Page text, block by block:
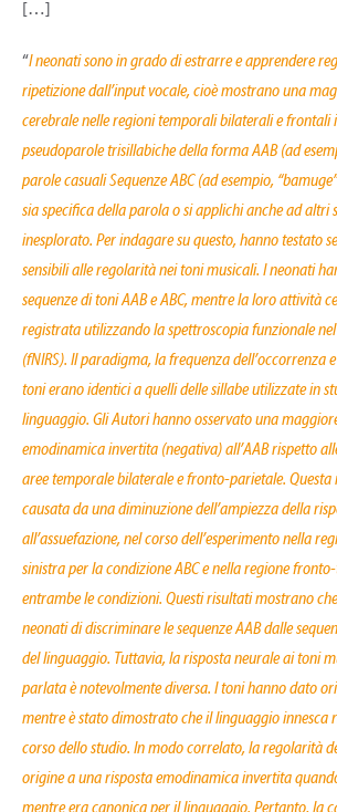
[…]
“I neonati sono in grado di estrarre e apprendere
ripetizione dall’input vocale, cioè mostrano una
cerebrale nelle regioni temporali bilaterali e frontali
pseudoparole trisillabiche della forma AAB (ad
parole casuali Sequenze ABC (ad esempio,
sia specifica della parola o si applichi anche ad
inesplorato. Per indagare su questo, hanno testato
sensibili alle regolarità nei toni musicali. I neonati
sequenze di toni AAB e ABC, mentre la loro attività
registrata utilizzando la spettroscopia funzionale
(fNIRS). Il paradigma, la frequenza dell’occorrenza
toni erano identici a quelli delle sillabe utilizzate in
linguaggio. Gli Autori hanno osservato una
emodinamica invertita (negativa) all’AAB rispetto
aree temporale bilaterale e fronto-parietale.
causata da una diminuzione dell’ampiezza della
all’assuefazione, nel corso dell’esperimento nella
sinistra per la condizione ABC e nella regione
entrambe le condizioni. Questi risultati mostrano
neonati di discriminare le sequenze AAB dalle
del linguaggio. Tuttavia, la risposta neurale ai toni
parlata è notevolmente diversa. I toni hanno dato
mentre è stato dimostrato che il linguaggio innesca
corso dello studio. In modo correlato, la regolarità
origine a una risposta emodinamica invertita